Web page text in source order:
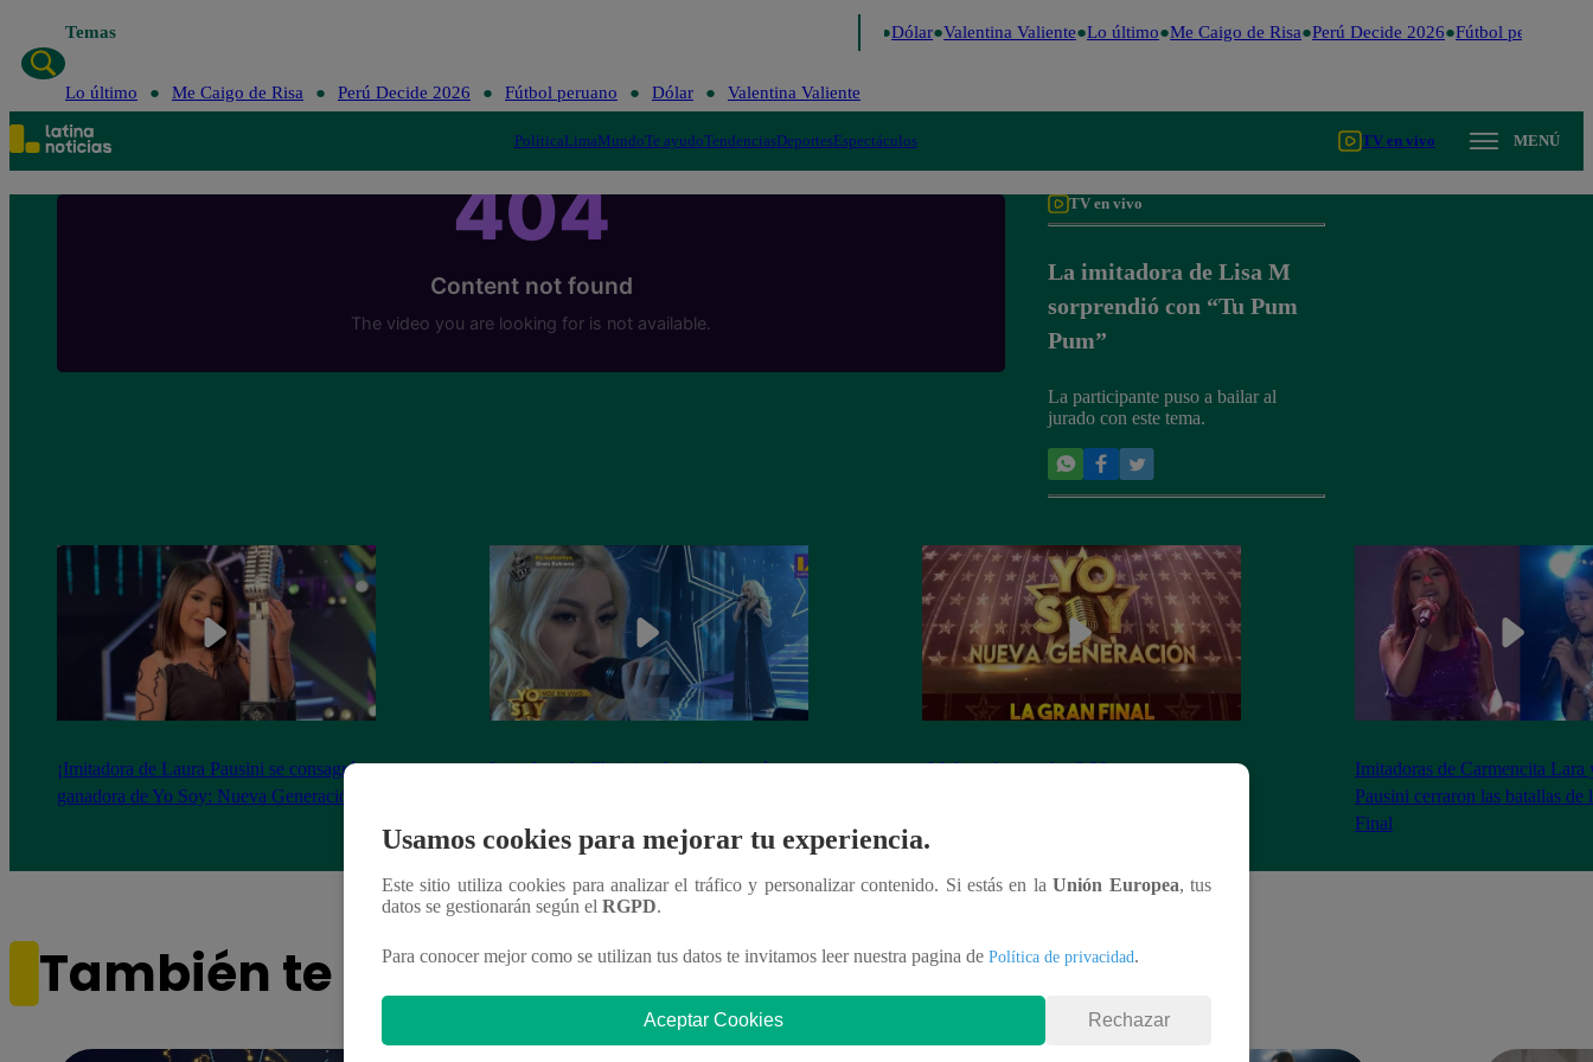
Temas Dólar Valentina Valiente Lo último Me Caigo de Risa Perú Decide 2026 Fútbol peruano
Lo último Me Caigo de Risa Perú Decide 2026 Fútbol peruano Dólar Valentina Valiente
PolíticaLimaMundoTe ayudoTendenciasDeportesEspectáculos TV en vivo MENÚ
TV en vivo
La imitadora de Lisa M
sorprendió con “Tu Pum
Pum”
La participante puso a bailar al
jurado con este tema.
¡Imitadora de Laura Pausini se consagró
ganadora de Yo Soy: Nueva Generación!
Imitadora de Christina Aguilera cantó
¡Mañana lunes a las 8:20 pm conoceremos
Imitadoras de Carmencita Lara
Pausini cerraron las batallas de
Final
También te puede interesar
Usamos cookies para mejorar tu experiencia.
Este sitio utiliza cookies para analizar el tráfico y personalizar contenido. Si estás en laUnión Europea, tus
datos se gestionarán según el RGPD.
Para conocer mejor como se utilizan tus datos te invitamos leer nuestra pagina de Política de privacidad.
Aceptar Cookies Rechazar